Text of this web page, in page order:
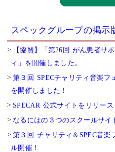
スペックグループの掲示
【協賛】「第26回 がん患者サ
ィ」を開催しました。
第３回 SPECチャリティ音楽フ
を開催しました！
SPECAR 公式サイトをリリース
なるにはの３つのスクールサイ
第３回 チャリティ＆SPEC音楽
ル開催！